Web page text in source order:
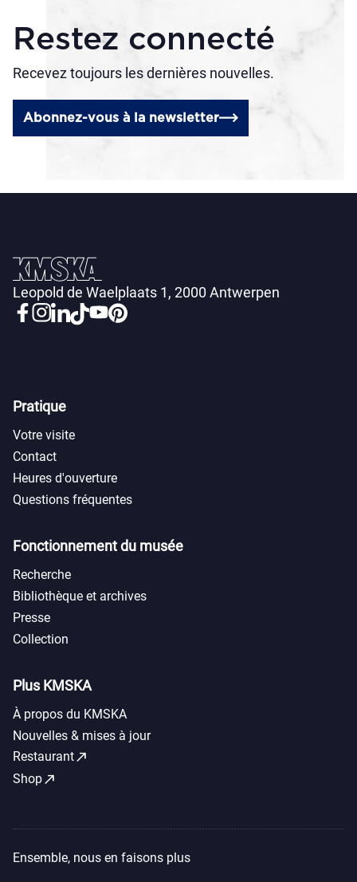
Restez connecté
Recevez toujours les dernières nouvelles.
Abonnez-vous à la newsletter
Leopold de Waelplaats 1, 2000 Antwerpen
Pratique
Votre visite
Contact
Heures d'ouverture
Questions fréquentes
Fonctionnement du musée
Recherche
Bibliothèque et archives
Presse
Collection
Plus KMSKA
À propos du KMSKA
Nouvelles & mises à jour
Restaurantcall_made
Shopcall_made
Ensemble, nous en faisons plus